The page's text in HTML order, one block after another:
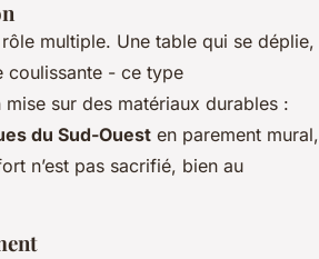
multiple. Une table qui se déplie,
coulissante - ce type
sur des matériaux durables :
du Sud-Ouest en parement mural,
n’est pas sacrifié, bien au